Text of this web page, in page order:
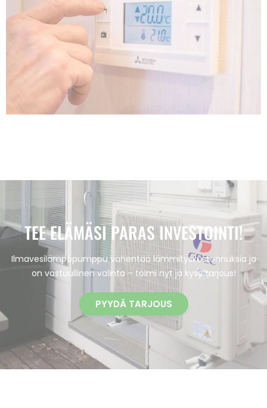
TEE ELÄMÄSI PARAS INVESTOINTI!
Ilmavesilämpöpumppu vähentää lämmityskustannuksia ja
on vastuullinen valinta – toimi nyt ja kysy tarjous!
PYYDÄ TARJOUS